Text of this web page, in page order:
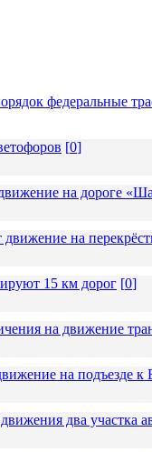
федеральные
[0]
на дороге
на
15 км дорог [0]
на движение
на подъезде к
два участка